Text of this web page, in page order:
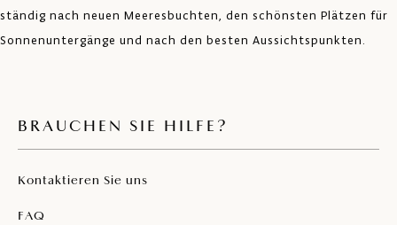
ständig nach neuen Meeresbuchten, den schönsten Plätzen für
Sonnenuntergänge und nach den besten Aussichtspunkten.
BRAUCHEN SIE HILFE?
Kontaktieren Sie uns
FAQ